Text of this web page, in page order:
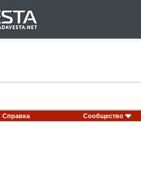
Справка Сообщество